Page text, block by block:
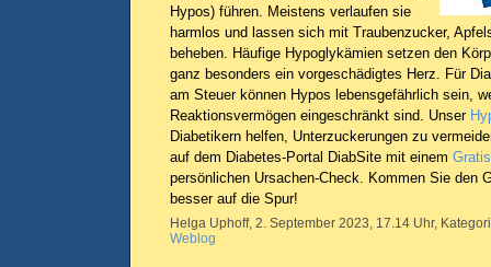
Hypos) führen. Meistens verlaufen sie
harmlos und lassen sich mit Traubenzucker,
beheben. Häufige Hypoglykämien setzen den
ganz besonders ein vorgeschädigtes Herz. Für
am Steuer können Hypos lebensgefährlich sein,
Reaktionsvermögen eingeschränkt sind. Unser
Diabetikern helfen, Unterzuckerungen zu
auf dem Diabetes-Portal DiabSite mit einem
persönlichen Ursachen-Check. Kommen Sie den
besser auf die Spur!
Helga Uphoff, 2. September 2023, 17.14 Uhr,
Weblog